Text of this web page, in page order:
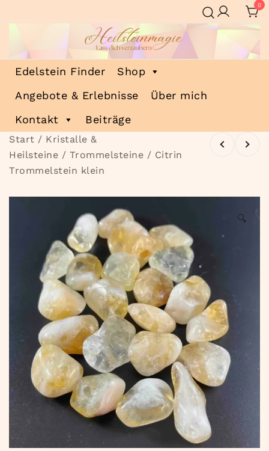
Inhalt
0
Heilsteinmagie
Lass dich verzaubern
Edelstein Finder
Shop
Angebote & Erlebnisse
Über mich
Kontakt
Beiträge
Start / Kristalle &
Heilsteine / Trommelsteine / Citrin
Trommelstein klein
🔍